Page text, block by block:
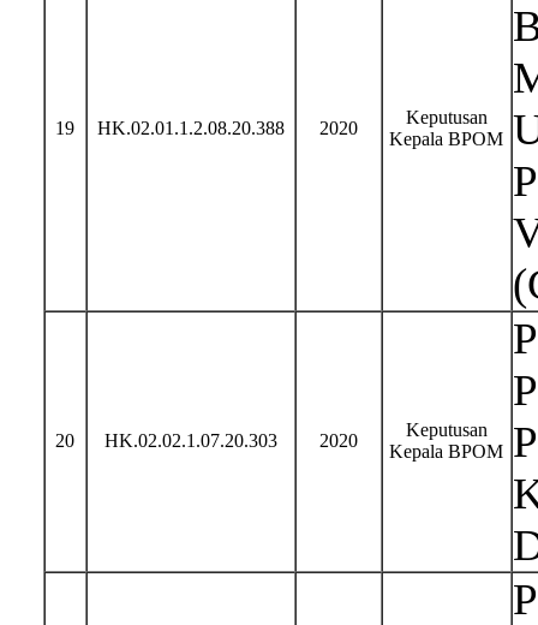
19 HK.02.01.1.2.08.20.388 2020
Keputusan
Kepala BPOM
20 HK.02.02.1.07.20.303 2020
Keputusan
Kepala BPOM